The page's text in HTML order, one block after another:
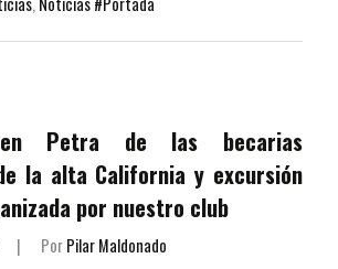
en Petra de las becarias
la alta California y excursión
por nuestro club
| PorPilar Maldonado